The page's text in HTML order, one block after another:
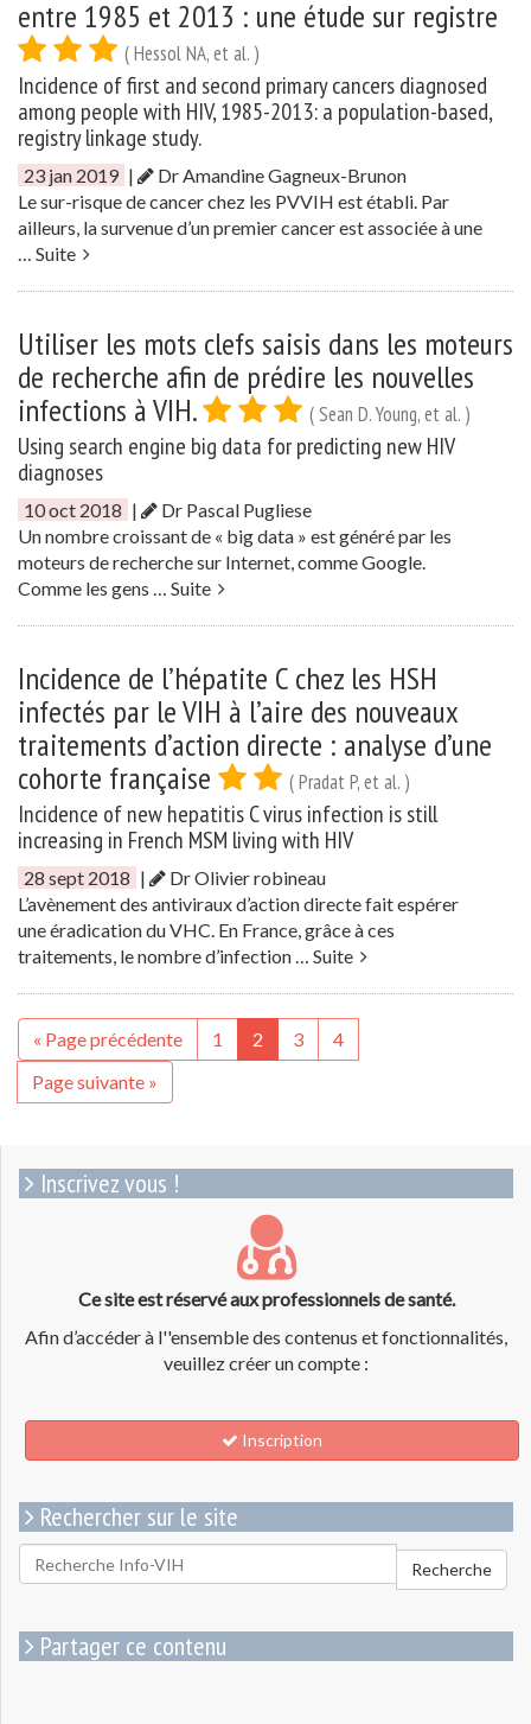
entre 1985 et 2013 : une étude sur registre
( Hessol NA, et al. )
Incidence of first and second primary cancers diagnosed
among people with HIV, 1985-2013: a population-based,
registry linkage study.
23 jan 2019 |
Dr Amandine Gagneux-Brunon
Le sur-risque de cancer chez les PVVIH est établi. Par
ailleurs, la survenue d’un premier cancer est associée à une
… Suite
Utiliser les mots clefs saisis dans les moteurs
de recherche afin de prédire les nouvelles
infections à VIH.
( Sean D. Young, et al. )
Using search engine big data for predicting new HIV
diagnoses
10 oct 2018 |
Dr Pascal Pugliese
Un nombre croissant de « big data » est généré par les
moteurs de recherche sur Internet, comme Google.
Comme les gens … Suite
Incidence de l’hépatite C chez les HSH
infectés par le VIH à l’aire des nouveaux
traitements d’action directe : analyse d’une
cohorte française
( Pradat P, et al. )
Incidence of new hepatitis C virus infection is still
increasing in French MSM living with HIV
28 sept 2018 |
Dr Olivier robineau
L’avènement des antiviraux d’action directe fait espérer
une éradication du VHC. En France, grâce à ces
traitements, le nombre d’infection … Suite
« Page précédente 1 2 3
4
Page suivante »
Inscrivez vous !
Ce site est réservé aux professionnels de santé.
Afin d’accéder à l''ensemble des contenus et fonctionnalités,
veuillez créer un compte :
Inscription
Rechercher sur le site
Rechercher
pour
Recherche
Partager ce contenu